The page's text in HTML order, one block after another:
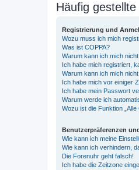
Häufig
Registrierung und
Wozu muss ich mich
Was ist COPPA?
Warum kann ich mich
Ich habe mich registriert,
Warum kann ich mich
Ich habe mich vor einiger
Ich habe mein Passwort
Warum werde ich
Wozu ist die Funktion
Benutzerpräferenzen
Wie kann ich meine
Wie kann ich verhindern,
Die Forenuhr geht falsch!
Ich habe die Zeitzone